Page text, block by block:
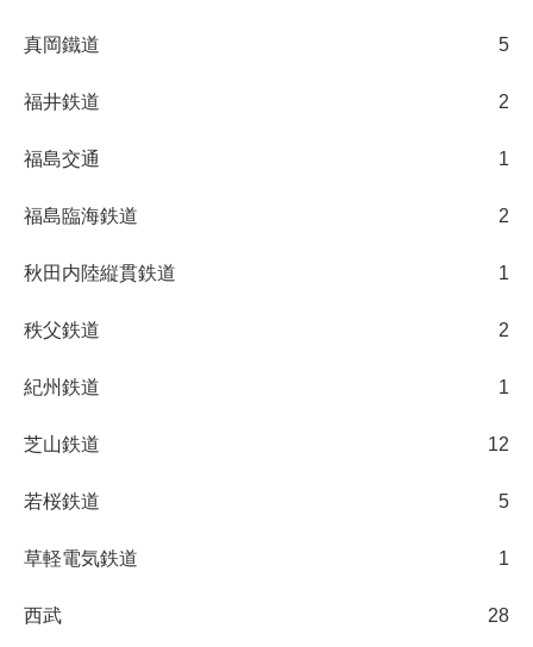
真岡鐵道 5
福井鉄道 2
福島交通 1
福島臨海鉄道 2
秋田内陸縦貫鉄道 1
秩父鉄道 2
紀州鉄道 1
芝山鉄道 12
若桜鉄道 5
草軽電気鉄道 1
西武 28